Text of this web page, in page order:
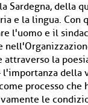
Sardegna, della
e la lingua. Con
l'uomo e il
la
l'importanza della
processo che
le